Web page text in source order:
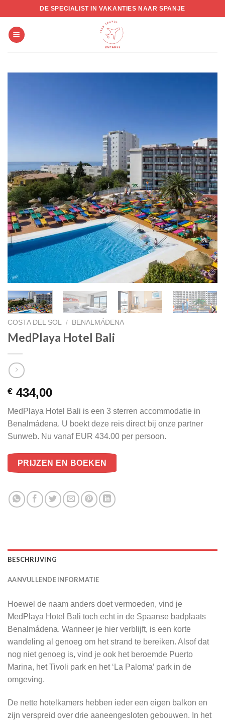
to
content
DE SPECIALIST IN VAKANTIES NAAR SPANJE
COSTA DEL SOL / BENALMÁDENA
MedPlaya Hotel Bali
€ 434,00
MedPlaya Hotel Bali is een 3 sterren accommodatie in
Benalmádena. U boekt deze reis direct bij onze partner
Sunweb. Nu vanaf EUR 434.00 per persoon.
PRIJZEN EN BOEKEN
BESCHRIJVING
AANVULLENDE INFORMATIE
Hoewel de naam anders doet vermoeden, vind je
MedPlaya Hotel Bali toch echt in de Spaanse badplaats
Benalmádena. Wanneer je hier verblijft, is een korte
wandeling al genoeg om het strand te bereiken. Alsof dat
nog niet genoeg is, vind je ook het beroemde Puerto
Marina, het Tivoli park en het ‘La Paloma’ park in de
omgeving.
De nette hotelkamers hebben ieder een eigen balkon en
zijn verspreid over drie aaneengesloten gebouwen. In het